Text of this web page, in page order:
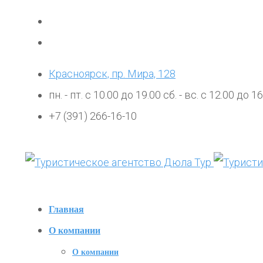
Красноярск, пр. Мира, 128
пн. - пт. с 10.00 до 19.00 сб. - вс. с 12.00 до
+7 (391) 266-16-10
Главная
О компании
О компании